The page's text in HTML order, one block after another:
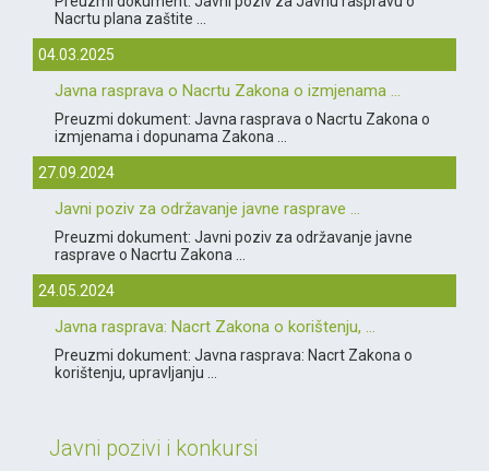
Nacrtu plana zaštite ...
04.03.2025
Javna rasprava o Nacrtu Zakona o izmjenama ...
Preuzmi dokument: Javna rasprava o Nacrtu Zakona o
izmjenama i dopunama Zakona ...
27.09.2024
Javni poziv za održavanje javne rasprave ...
Preuzmi dokument: Javni poziv za održavanje javne
rasprave o Nacrtu Zakona ...
24.05.2024
Javna rasprava: Nacrt Zakona o korištenju, ...
Preuzmi dokument: Javna rasprava: Nacrt Zakona o
korištenju, upravljanju ...
Javni pozivi i konkursi